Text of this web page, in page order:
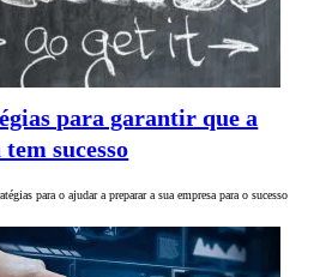
para garantir que a
sucesso
para o ajudar a preparar a sua empresa para o sucesso